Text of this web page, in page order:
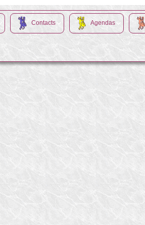
Contacts Agendas